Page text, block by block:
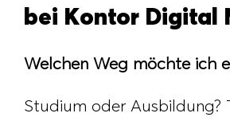
bei Kontor Digital
Welchen Weg möchte ich
Studium oder Ausbildung?